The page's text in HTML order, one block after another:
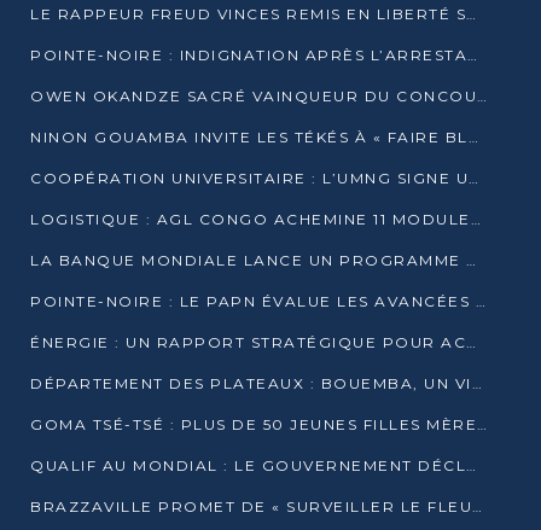
LE RAPPEUR FREUD VINCES REMIS EN LIBERTÉ SOUS PRESSION MÉDIATIQUE
POINTE-NOIRE : INDIGNATION APRÈS L’ARRESTATION DU RAPPEUR FREUD VINCES
OWEN OKANDZE SACRÉ VAINQUEUR DU CONCOURS SLAM POUR LA VIE
NINON GOUAMBA INVITE LES TÉKÉS À « FAIRE BLOC » POUR PESER DANS LE DÉBAT NATIONAL
COOPÉRATION UNIVERSITAIRE : L’UMNG SIGNE UN ACCORD STRATÉGIQUE AVEC L’UNIVERSITÉ HAINAN EN CHINE
LOGISTIQUE : AGL CONGO ACHEMINE 11 MODULES GÉANTS JUSQU’À BRAZZAVILLE
LA BANQUE MONDIALE LANCE UN PROGRAMME DE 394 MILLIONS DE DOLLARS POUR LE BASSIN DU CONGO
POINTE-NOIRE : LE PAPN ÉVALUE LES AVANCÉES DU MÔLE EST
ÉNERGIE : UN RAPPORT STRATÉGIQUE POUR ACCÉLÉRER LA TRANSITION AU CONGO
DÉPARTEMENT DES PLATEAUX : BOUEMBA, UN VIVIER ÉCONOMIQUE PRÊT À EXPLOSER
GOMA TSÉ-TSÉ : PLUS DE 50 JEUNES FILLES MÈRES SENSIBILISÉES À LA SANTÉ SEXUELLE
QUALIF AU MONDIAL : LE GOUVERNEMENT DÉCLARE LA JOURNÉE DU 1ER AVRIL 2026 CHÔMÉE ET PAYÉE
BRAZZAVILLE PROMET DE « SURVEILLER LE FLEUVE » APRÈS LA QUALIFICATION DE LA RDC AU MONDIAL